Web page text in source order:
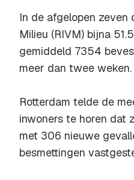
In de afgelopen zeven
Milieu (RIVM) bijna
gemiddeld 7354
meer dan twee weken.
Rotterdam telde de
inwoners te horen dat
met 306 nieuwe
besmettingen